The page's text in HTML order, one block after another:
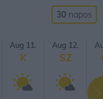
30 napos
Aug 11.
K
Aug 12.
SZ